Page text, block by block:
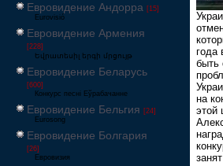
Евровидение Андорра [15]
Eurovisió
Евровидение Армения
[228]
Եվրատեսիլ երգի մրցույթ
Евровидение Беларусь
[600]
Конкурс песні Еўрабачанне
Евровидение Бельгия [24]
Eurosong
Евровидение Болгария
[26]
Евровизия
года
быть
на
этой